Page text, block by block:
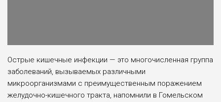
Острые кишечные инфекции — это многочисленная группа
заболеваний, вызываемых различными
микроорганизмами с преимущественным поражением
желудочно-кишечного тракта, напомнили в Гомельском